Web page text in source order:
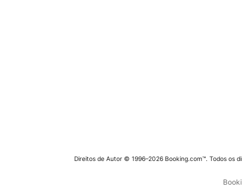
Direitos de Autor © 1996–2026 Booking.com™. Todos os